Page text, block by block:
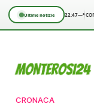
Ultime notizie 22:47—°
Consiglio
CRONACA